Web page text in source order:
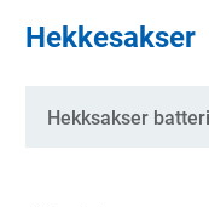
Hekkesakser
Kategorier
Hekksakser